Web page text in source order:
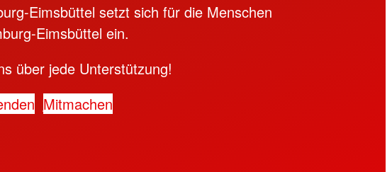
Eimsbüttel setzt sich für die Menschen
Eimsbüttel ein.
über jede Unterstützung!
Mitmachen